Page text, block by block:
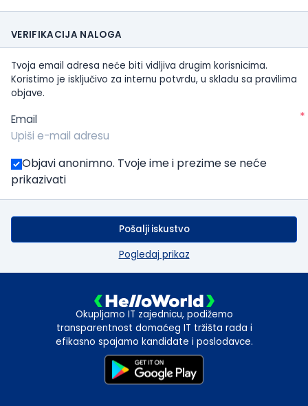
VERIFIKACIJA NALOGA
Tvoja email adresa neće biti vidljiva drugim korisnicima.
Koristimo je isključivo za internu potvrdu, u skladu sa pravilima
objave.
Email *
Objavi anonimno. Tvoje ime i prezime se neće
prikazivati
Pošalji iskustvo
Pogledaj prikaz
Okupljamo IT zajednicu, podižemo
transparentnost domaćeg IT tržišta rada i
efikasno spajamo kandidate i poslodavce.